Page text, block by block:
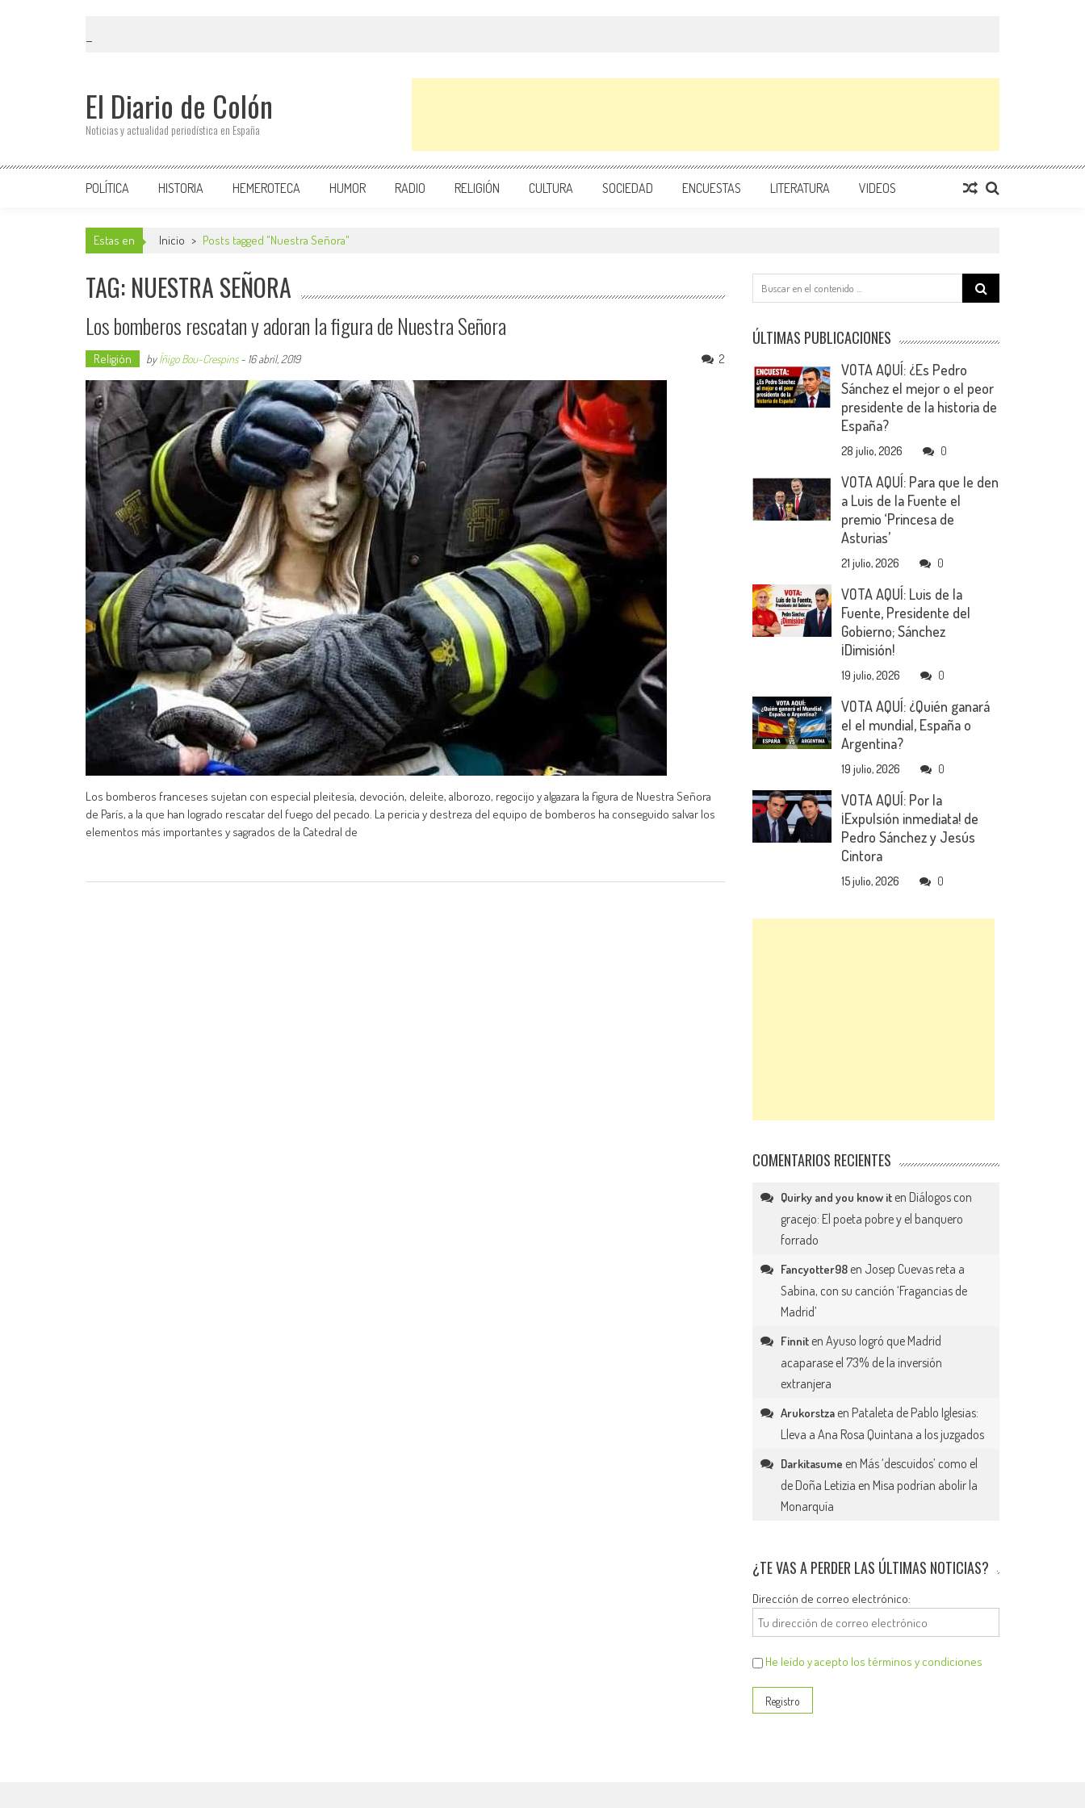
El Diario de Colón
Noticias y actualidad periodística en España
POLÍTICA HISTORIA HEMEROTECA HUMOR RADIO RELIGIÓN CULTURA SOCIEDAD ENCUESTAS LITERATURA VIDEOS
Estas en Inicio > Posts tagged "Nuestra Señora"
TAG: NUESTRA SEÑORA
Los bomberos rescatan y adoran la figura de Nuestra Señora
Religión byÍñigo Bou-Crespins- 16 abril, 2019 2
Los bomberos franceses sujetan con especial pleitesía, devoción, deleite, alborozo, regocijo y algazara la figura de Nuestra Señora
de París, a la que han logrado rescatar del fuego del pecado. La pericia y destreza del equipo de bomberos ha conseguido salvar los
elementos más importantes y sagrados de la Catedral de
Search
for:
ÚLTIMAS PUBLICACIONES
VOTA AQUÍ: ¿Es Pedro
Sánchez el mejor o el peor
presidente de la historia de
España?
28 julio, 2026 0
VOTA AQUÍ: Para que le den
a Luis de la Fuente el
premio ‘Princesa de
Asturias’
21 julio, 2026 0
VOTA AQUÍ: Luis de la
Fuente, Presidente del
Gobierno; Sánchez
¡Dimisión!
19 julio, 2026 0
VOTA AQUÍ: ¿Quién ganará
el el mundial, España o
Argentina?
19 julio, 2026 0
VOTA AQUÍ: Por la
¡Expulsión inmediata! de
Pedro Sánchez y Jesús
Cintora
15 julio, 2026 0
COMENTARIOS RECIENTES
Quirky and you know it en Diálogos con
gracejo: El poeta pobre y el banquero
forrado
Fancyotter98 en Josep Cuevas reta a
Sabina, con su canción ‘Fragancias de
Madrid’
Finnit enAyuso logró que Madrid
acaparase el 73% de la inversión
extranjera
Arukorstza en Pataleta de Pablo Iglesias:
Lleva a Ana Rosa Quintana a los juzgados
Darkitasume en Más ‘descuidos’ como el
de Doña Letizia en Misa podrían abolir la
Monarquía
¿TE VAS A PERDER LAS ÚLTIMAS NOTICIAS?
Dirección de correo electrónico:
He leído y acepto los términos y condiciones